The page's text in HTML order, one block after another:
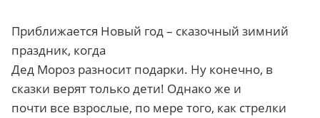
Приближается Новый год – сказочный зимний
праздник, когда
Дед Мороз разносит подарки. Ну конечно, в
сказки верят только дети! Однако же и
почти все взрослые, по мере того, как стрелки